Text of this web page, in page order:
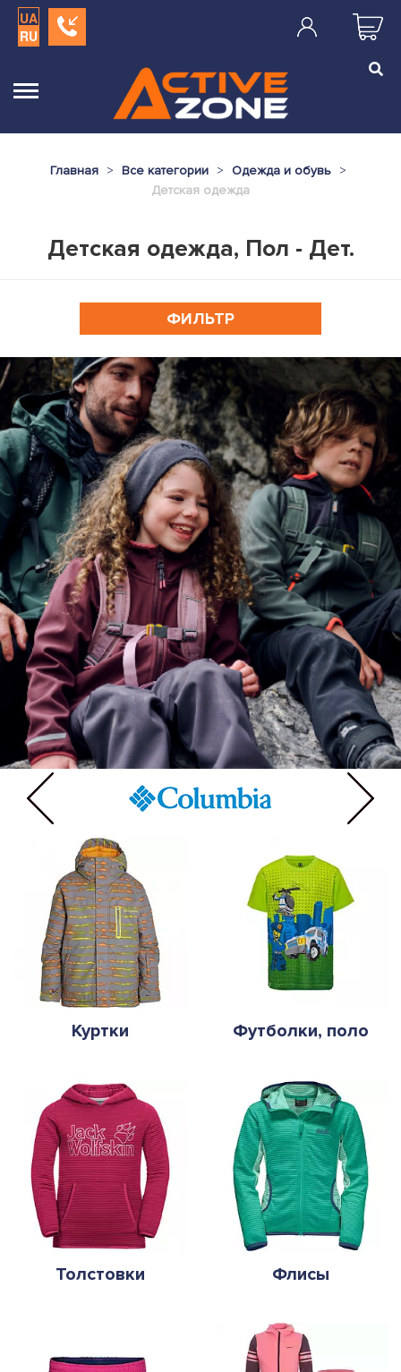
UA
RU
Главная Все категории
Одежда и обувь
Детская одежда
Детская одежда, Пол - Дет.
ФИЛЬТР
Куртки Футболки, поло
Толстовки Флисы